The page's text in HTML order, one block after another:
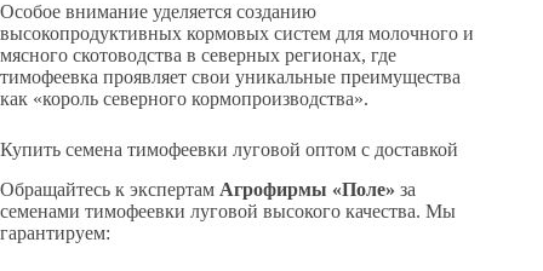
Особое внимание уделяется созданию
высокопродуктивных кормовых систем для молочного и
мясного скотоводства в северных регионах, где
тимофеевка проявляет свои уникальные преимущества
как «король северного кормопроизводства».
Купить семена тимофеевки луговой оптом с доставкой
Обращайтесь к экспертам Агрофирмы «Поле» за
семенами тимофеевки луговой высокого качества. Мы
гарантируем: